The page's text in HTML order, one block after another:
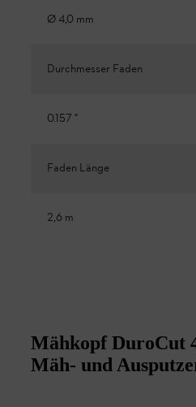
Ø 4,0 mm
Durchmesser Faden
0.157 "
Faden Länge
2,6 m
Mähkopf DuroCut
Mäh- und